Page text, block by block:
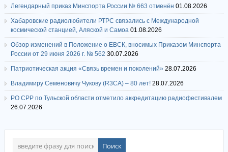
Легендарный приказ Минспорта России № 663 отменён 01.08.2026
Хабаровские радиолюбители РТРС связались с Международной
космической станцией, Аляской и Самоа 01.08.2026
Обзор изменений в Положение о ЕВСК, вносимых Приказом Минспорта
России от 29 июня 2026 г. № 562 30.07.2026
Патриотическая акция «Связь времен и поколений» 28.07.2026
Владимиру Семеновичу Чукову (R3CA) – 80 лет! 28.07.2026
РО СРР по Тульской области отметило аккредитацию радиофестивалем
26.07.2026